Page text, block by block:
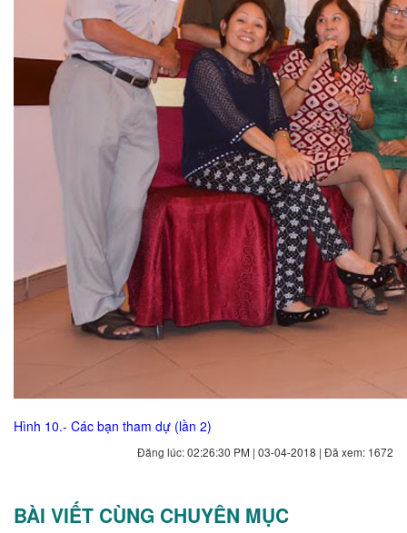
Hình 10.- Các bạn tham dự (lần 2)
Đăng lúc: 02:26:30 PM | 03-04-2018 | Đã xem: 1672
BÀI VIẾT CÙNG CHUYÊN MỤC